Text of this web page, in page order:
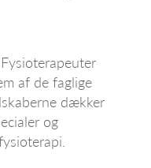
af de faglige
dækker
og